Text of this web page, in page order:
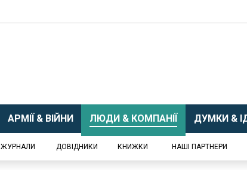
АРМІЇ & ВІЙНИ ЛЮДИ & КОМПАНІЇ ДУМКИ &
ЖУРНАЛИ ДОВІДНИКИ КНИЖКИ НАШІ ПАРТНЕРИ